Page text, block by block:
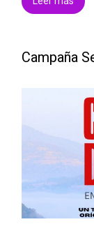
Campaña